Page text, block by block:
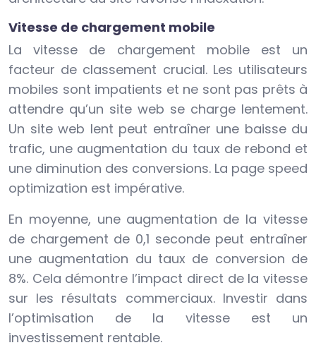
Vitesse de chargement mobile
La vitesse de chargement mobile est un
facteur de classement crucial. Les utilisateurs
mobiles sont impatients et ne sont pas prêts à
attendre qu’un site web se charge lentement.
Un site web lent peut entraîner une baisse du
trafic, une augmentation du taux de rebond et
une diminution des conversions. La page speed
optimization est impérative.
En moyenne, une augmentation de la vitesse
de chargement de 0,1 seconde peut entraîner
une augmentation du taux de conversion de
8%. Cela démontre l’impact direct de la vitesse
sur les résultats commerciaux. Investir dans
l’optimisation de la vitesse est un
investissement rentable.